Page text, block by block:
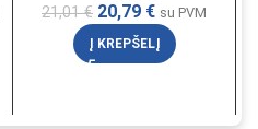
21,01€ 20,79 € su PVM
Į KREPŠELĮ